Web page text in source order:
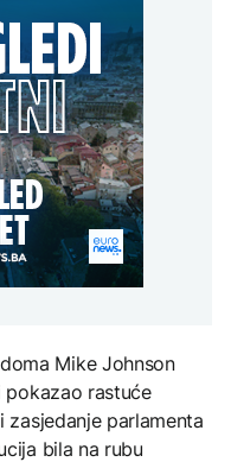
zastave sa
Novog
zastave sa
EU za
Gori
ako ne
moreuz
na granici
tragaju za
zlato
Prvi pacijent
terapiju
Mike Johnson
rastuće
parlamenta
bila na rubu